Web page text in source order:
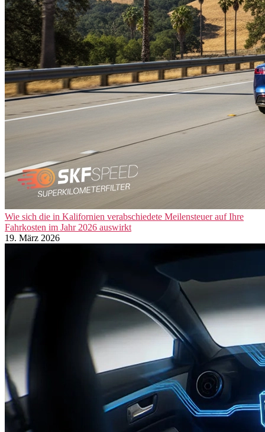
Wie sich die in Kalifornien verabschiedete Meilensteuer auf Ihre
Fahrkosten im Jahr 2026 auswirkt
19. März 2026